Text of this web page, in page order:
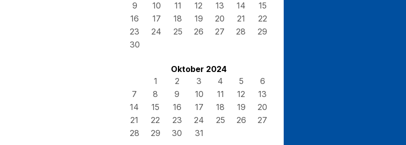
9
10 11 12 13 14
15
16
17 18 19 20 21
22
23
24 25 26 27 28
29
30
Oktober 2024
1
2 3 4 5
6
7
8 9 10 11 12
13
14
15 16 17 18 19
20
21
22 23 24 25 26
27
28
29 30 31